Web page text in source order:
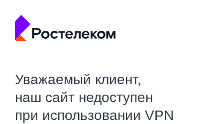
Уважаемый клиент,
наш сайт недоступен
при использовании VPN